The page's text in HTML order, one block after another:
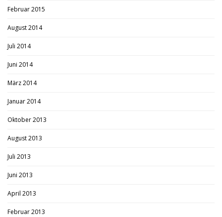
Februar 2015
August 2014
Juli 2014
Juni 2014
März 2014
Januar 2014
Oktober 2013
August 2013
Juli 2013
Juni 2013
April 2013
Februar 2013